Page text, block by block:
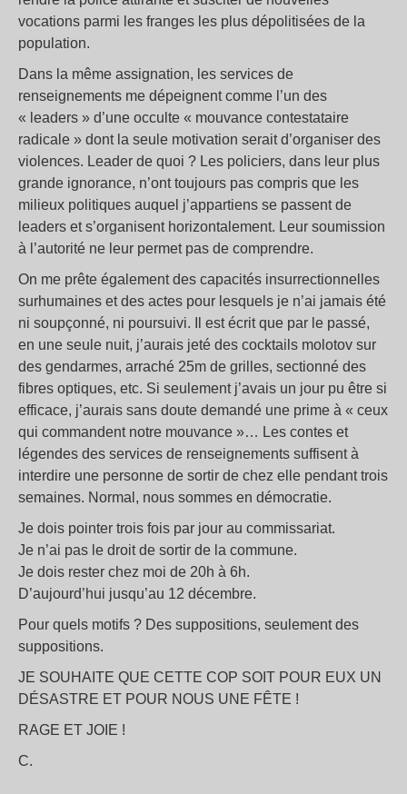
vocations parmi les franges les plus dépolitisées de la
population.
Dans la même assignation, les services de
renseignements me dépeignent comme l’un des
« leaders » d’une occulte « mouvance contestataire
radicale » dont la seule motivation serait d’organiser des
violences. Leader de quoi ? Les policiers, dans leur plus
grande ignorance, n’ont toujours pas compris que les
milieux politiques auquel j’appartiens se passent de
leaders et s’organisent horizontalement. Leur soumission
à l’autorité ne leur permet pas de comprendre.
On me prête également des capacités insurrectionnelles
surhumaines et des actes pour lesquels je n’ai jamais été
ni soupçonné, ni poursuivi. Il est écrit que par le passé,
en une seule nuit, j’aurais jeté des cocktails molotov sur
des gendarmes, arraché 25m de grilles, sectionné des
fibres optiques, etc. Si seulement j’avais un jour pu être si
efficace, j’aurais sans doute demandé une prime à « ceux
qui commandent notre mouvance »… Les contes et
légendes des services de renseignements suffisent à
interdire une personne de sortir de chez elle pendant trois
semaines. Normal, nous sommes en démocratie.
Je dois pointer trois fois par jour au commissariat.
Je n’ai pas le droit de sortir de la commune.
Je dois rester chez moi de 20h à 6h.
D’aujourd’hui jusqu’au 12 décembre.
Pour quels motifs ? Des suppositions, seulement des
suppositions.
JE SOUHAITE QUE CETTE COP SOIT POUR EUX UN
DÉSASTRE ET POUR NOUS UNE FÊTE !
RAGE ET JOIE !
C.